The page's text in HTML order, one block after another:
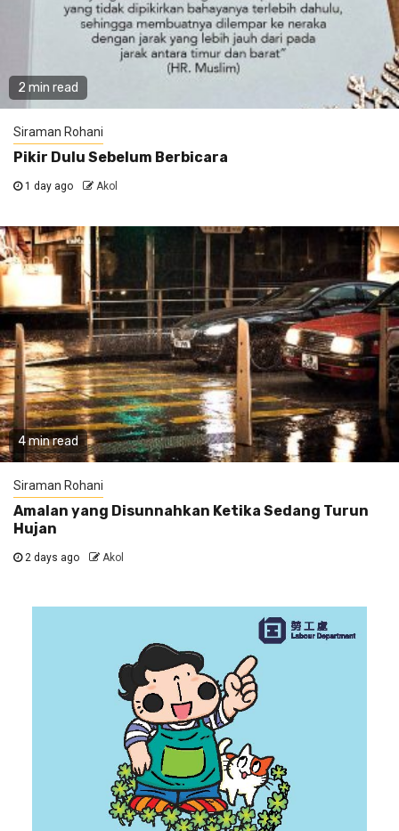
2 min read
Siraman Rohani
Pikir Dulu Sebelum Berbicara
1 day ago Akol
4 min read
Siraman Rohani
Amalan yang Disunnahkan Ketika Sedang Turun
Hujan
2 days ago Akol